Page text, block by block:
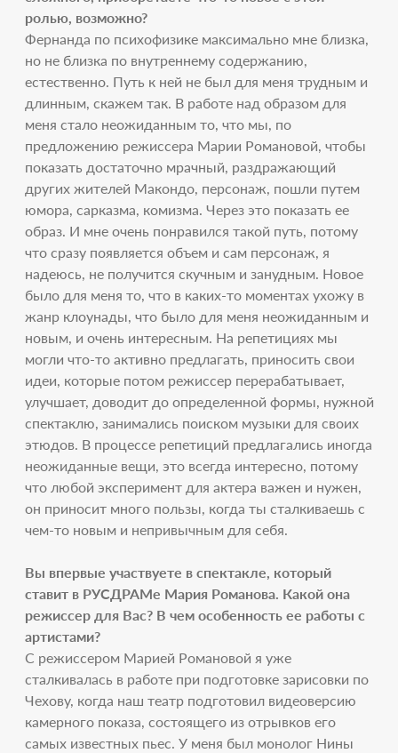
ролью, возможно?
Фернанда по психофизике максимально мне близка,
но не близка по внутреннему содержанию,
естественно. Путь к ней не был для меня трудным и
длинным, скажем так. В работе над образом для
меня стало неожиданным то, что мы, по
предложению режиссера Марии Романовой, чтобы
показать достаточно мрачный, раздражающий
других жителей Макондо, персонаж, пошли путем
юмора, сарказма, комизма. Через это показать ее
образ. И мне очень понравился такой путь, потому
что сразу появляется объем и сам персонаж, я
надеюсь, не получится скучным и занудным. Новое
было для меня то, что в каких-то моментах ухожу в
жанр клоунады, что было для меня неожиданным и
новым, и очень интересным. На репетициях мы
могли что-то активно предлагать, приносить свои
идеи, которые потом режиссер перерабатывает,
улучшает, доводит до определенной формы, нужной
спектаклю, занимались поиском музыки для своих
этюдов. В процессе репетиций предлагались иногда
неожиданные вещи, это всегда интересно, потому
что любой эксперимент для актера важен и нужен,
он приносит много пользы, когда ты сталкиваешь с
чем-то новым и непривычным для себя.
Вы впервые участвуете в спектакле, который
ставит в РУСДРАМе Мария Романова. Какой она
режиссер для Вас? В чем особенность ее работы с
артистами?
С режиссером Марией Романовой я уже
сталкивалась в работе при подготовке зарисовки по
Чехову, когда наш театр подготовил видеоверсию
камерного показа, состоящего из отрывков его
самых известных пьес. У меня был монолог Нины